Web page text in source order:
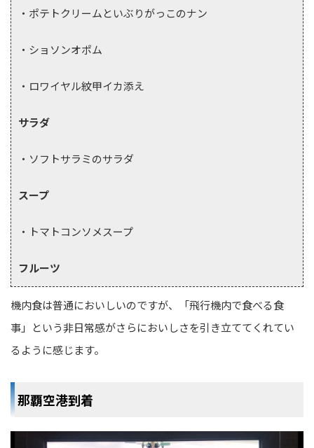
・ポテトクリームといぶりがっこのナン
・ショソンオポム
・ロワイヤル紋甲イカ添え
サラダ
・ソフトサラミのサラダ
スープ
・トマトコンソメスープ
フルーツ
機内食は普通においしいのですが、「飛行機内で食べる食
事」という非日常感がさらにおいしさを引き立ててくれてい
るように感じます。
那覇空港到着